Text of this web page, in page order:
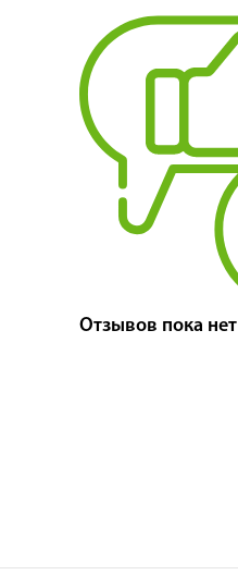
Отзывов пока нет